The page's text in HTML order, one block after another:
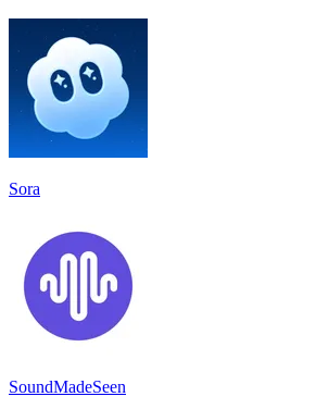
Sora
SoundMadeSeen